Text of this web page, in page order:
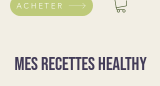
ACHETER
Mes recettes healthy